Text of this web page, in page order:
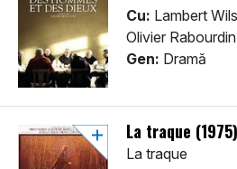
Cu: Lambert
Olivier Rabourdin
Gen: Dramă
La traque (1975)
La traque